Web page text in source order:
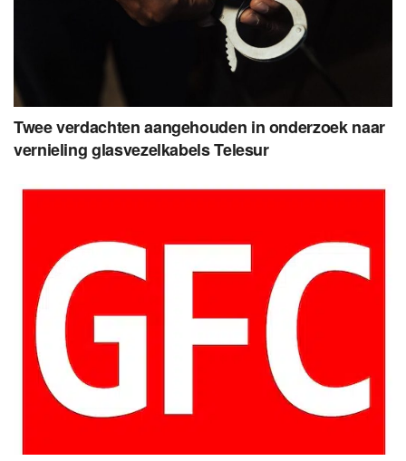
Twee verdachten aangehouden in onderzoek naar
vernieling glasvezelkabels Telesur